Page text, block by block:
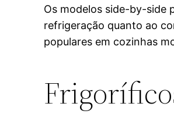
Os modelos side-by-side
refrigeração quanto ao
populares em cozinhas